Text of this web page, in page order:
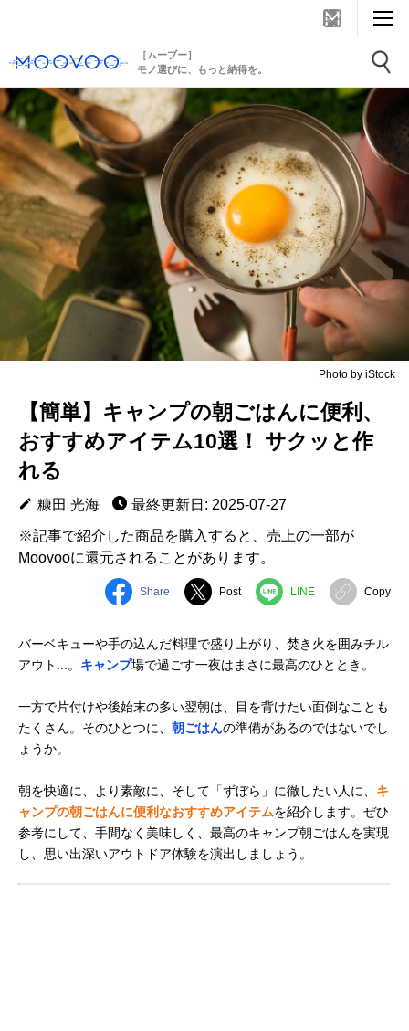
［ムーブー］
モノ選びに、もっと納得を。
Photo by iStock
【簡単】キャンプの朝ごはんに便利、
おすすめアイテム10選！ サクッと作
れる
糠田 光海
最終更新日: 2025-07-27
※記事で紹介した商品を購入すると、売上の一部が
Moovooに還元されることがあります。
Share Post LINE Copy
バーベキューや手の込んだ料理で盛り上がり、焚き火を囲みチル
アウト...。 キャンプ場で過ごす一夜はまさに最高のひととき。
一方で片付けや後始末の多い翌朝は、目を背けたい面倒なことも
たくさん。そのひとつに、 朝ごはんの準備があるのではないでし
ょうか。
朝を快適に、より素敵に、そして「ずぼら」に徹したい人に、 キ
ャンプの朝ごはんに便利なおすすめアイテムを紹介します。ぜひ
参考にして、手間なく美味しく、最高のキャンプ朝ごはんを実現
し、思い出深いアウトドア体験を演出しましょう。